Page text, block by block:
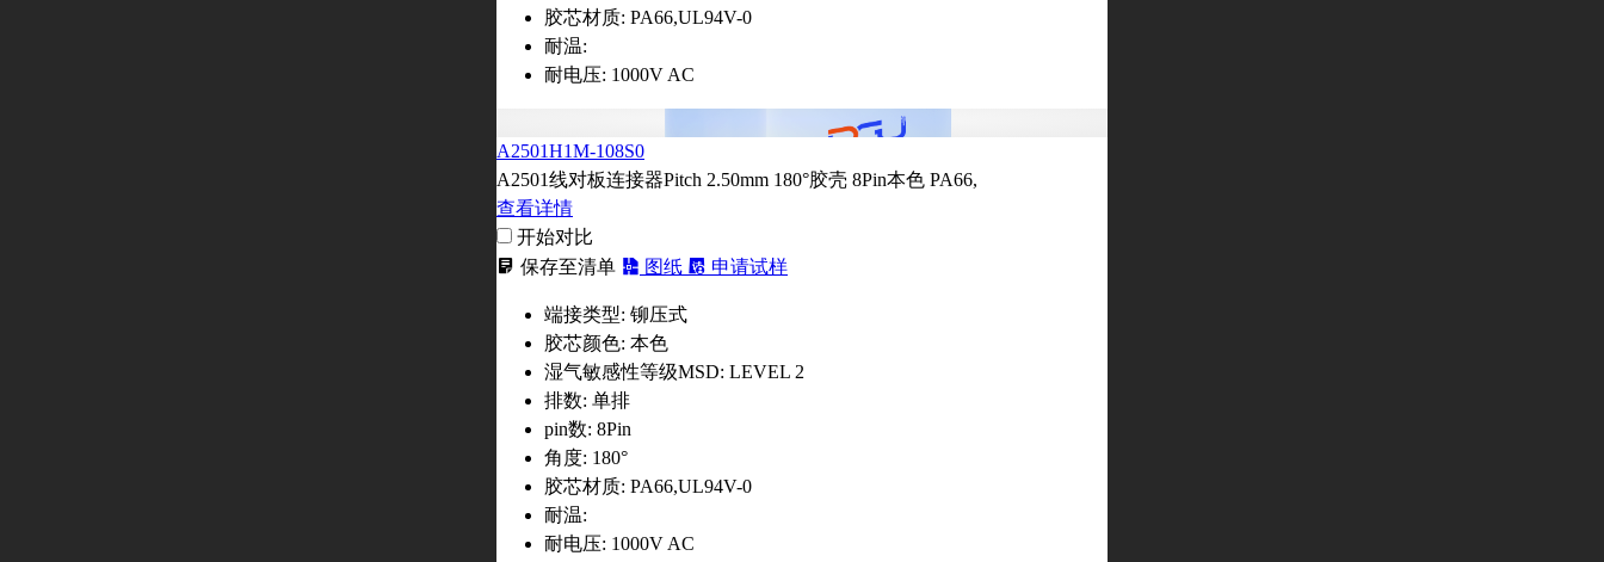
胶芯材质: PA66,UL94V-0
耐温:
耐电压: 1000V AC
A2501H1M-108S0
A2501线对板连接器Pitch 2.50mm 180°胶壳 8Pin本色 PA66,
查看详情
开始对比
保存至清单
图纸 申请试样
端接类型: 铆压式
胶芯颜色: 本色
湿气敏感性等级MSD: LEVEL 2
排数: 单排
pin数: 8Pin
角度: 180°
胶芯材质: PA66,UL94V-0
耐温:
耐电压: 1000V AC